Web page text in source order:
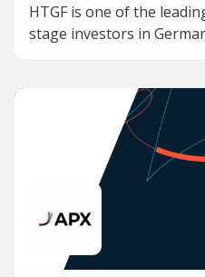
HTGF is one of the
stage investors in